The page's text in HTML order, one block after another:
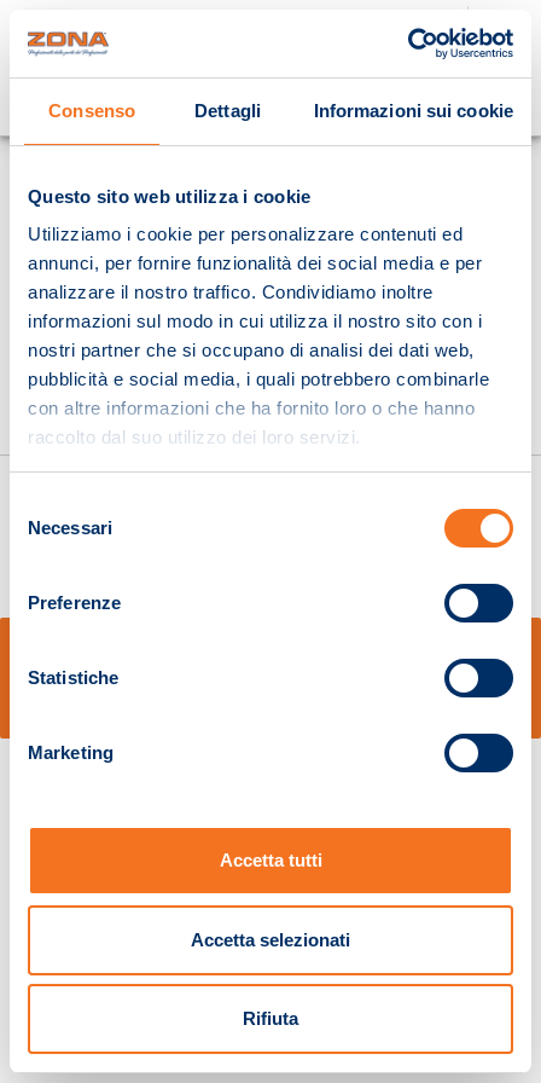
Consenso Dettagli Informazioni sui cookie
Questo sito web utilizza i cookie
Utilizziamo i cookie per personalizzare contenuti ed
annunci, per fornire funzionalità dei social media e per
analizzare il nostro traffico. Condividiamo inoltre
informazioni sul modo in cui utilizza il nostro sito con i
nostri partner che si occupano di analisi dei dati web,
pubblicità e social media, i quali potrebbero combinarle
con altre informazioni che ha fornito loro o che hanno
raccolto dal suo utilizzo dei loro servizi.
delNecessari
Preferenze
Statistiche
Marketing
Accetta tutti
Accetta selezionati
Rifiuta
Cosa stai cercando?
Pistoia 01680210505 – R.E.A. n.155974 - Cap.Soc. € 2.000.000,00 i.v. La
Società adotta il Codice Etico D.lgs. 231/01